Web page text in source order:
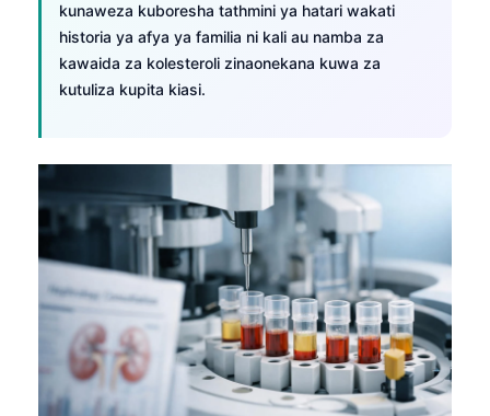
kunaweza kuboresha tathmini ya hatari wakati
historia ya afya ya familia ni kali au namba za
kawaida za kolesteroli zinaonekana kuwa za
kutuliza kupita kiasi.